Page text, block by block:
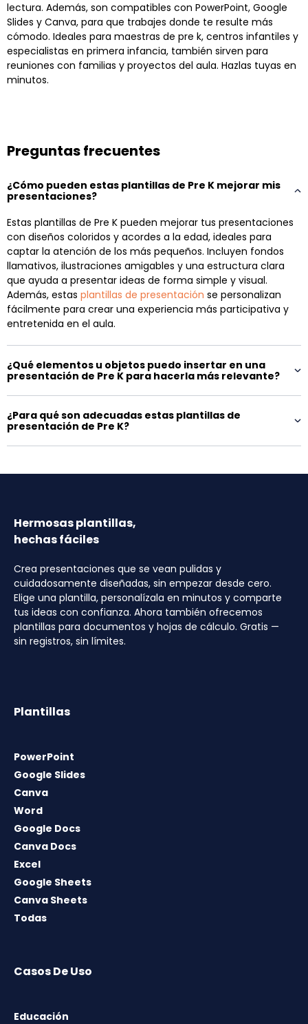
lectura. Además, son compatibles con PowerPoint, Google
Slides y Canva, para que trabajes donde te resulte más
cómodo. Ideales para maestras de pre k, centros infantiles y
especialistas en primera infancia, también sirven para
reuniones con familias y proyectos del aula. Hazlas tuyas en
minutos.
Preguntas frecuentes
¿Cómo pueden estas plantillas de Pre K mejorar mis
presentaciones?
Estas plantillas de Pre K pueden mejorar tus presentaciones
con diseños coloridos y acordes a la edad, ideales para
captar la atención de los más pequeños. Incluyen fondos
llamativos, ilustraciones amigables y una estructura clara
que ayuda a presentar ideas de forma simple y visual.
Además, estas plantillas de presentación se personalizan
fácilmente para crear una experiencia más participativa y
entretenida en el aula.
¿Qué elementos u objetos puedo insertar en una
presentación de Pre K para hacerla más relevante?
¿Para qué son adecuadas estas plantillas de
presentación de Pre K?
Hermosas plantillas,
hechas fáciles
Crea presentaciones que se vean pulidas y
cuidadosamente diseñadas, sin empezar desde cero.
Elige una plantilla, personalízala en minutos y comparte
tus ideas con confianza. Ahora también ofrecemos
plantillas para documentos y hojas de cálculo. Gratis —
sin registros, sin límites.
Plantillas
PowerPoint
Google Slides
Canva
Word
Google Docs
Canva Docs
Excel
Google Sheets
Canva Sheets
Todas
Casos De Uso
Educación